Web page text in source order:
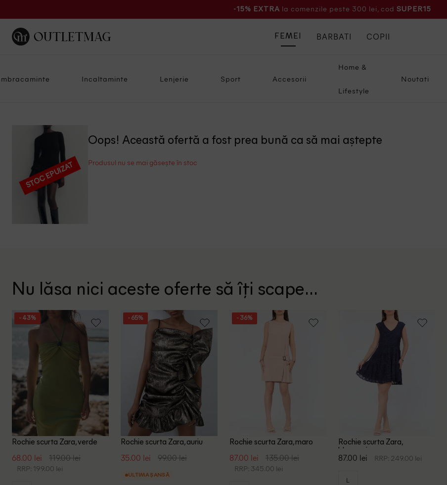
-15% EXTRA la comenzile peste 300 lei, cod SUPER15
Incaltaminte Lenjerie Sport Accesorii
Home &
Lifestyle
Noutati
FEMEI BARBATI COPII
STOC EPUIZAT
Oops! Această ofertă a fost prea bună ca să mai aștepte
Produsul nu se mai găsește în stoc
Nu lăsa nici aceste oferte să îți scape...
- 43%
Rochie scurta Zara, verde
68.00 lei 119.00 lei
RRP: 199.00 lei
- 65%
Rochie scurta Zara, auriu
35.00 lei 99.00 lei
ULTIMA ȘANSĂ
- 36%
Rochie scurta Zara, maro
87.00 lei 135.00 lei
RRP: 345.00 lei
Rochie scurta Zara,
bleumarin
87.00 lei RRP: 249.00 lei
L